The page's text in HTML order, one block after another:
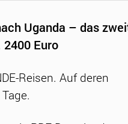
Uganda – das
Euro
Reisen. Auf deren